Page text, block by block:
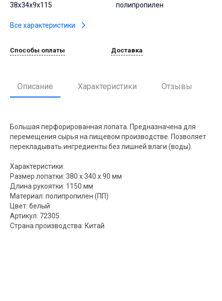
38х34х9х115
полипропилен
Все характеристики
Способы оплаты Доставка
Описание Характеристики Отзывы
Большая перфорированная лопата. Предназначена для
перемещения сырья на пищевом производстве. Позволяет
перекладывать ингредиенты без лишней влаги (воды).
Характеристики:
Размер лопатки: 380 х 340 х 90 мм
Длина рукоятки: 1150 мм
Материал: полипропилен (ПП)
Цвет: белый
Артикул: 72305
Страна производства: Китай